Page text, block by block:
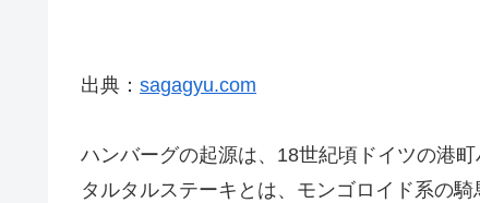
出典： sagagyu.com
ハンバーグの起源は、18世紀頃ドイツの港
タルタルステーキとは、モンゴロイド系の